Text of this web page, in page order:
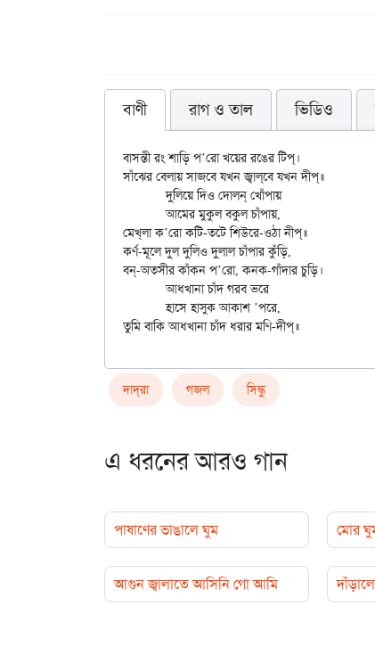
বাণী রাগ ও তাল ভিডিও
বাসন্তী রং শাড়ি প’রো খয়ের রঙের টিপ্‌।
সাঁঝের বেলায় সাজবে যখন জ্বাল্‌বে যখন দীপ্॥
	দুলিয়ে দিও দোলন্ খোঁপায়
	আমের মুকুল বকুল চাঁপায়,
মেখ্‌লা ক’রো কটি-তটে শিউরে-ওঠা নীপ্॥
কর্ণ-মূলে দুল দুলিও দুলাল চাঁপার কুঁড়ি,
বন্-অতসীর কাঁকন প’রো, কনক-গাঁদার চুড়ি।
	আধখানা চাঁদ গরব ভরে
	হাসে হাসুক আকাশ ’পরে,
দাদ্‌রা গজল সিন্ধু
এ ধরনের আরও গান
পাষাণের ভাঙালে ঘুম মোর
আগুন জ্বালাতে আসিনি গো আমি